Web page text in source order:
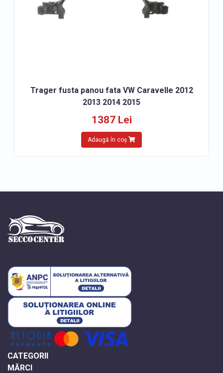
Trager fusta panou fata VW Caravelle 2012
2013 2014 2015
1387 Lei
Adaugă în coș
CATEGORII
MĂRCI